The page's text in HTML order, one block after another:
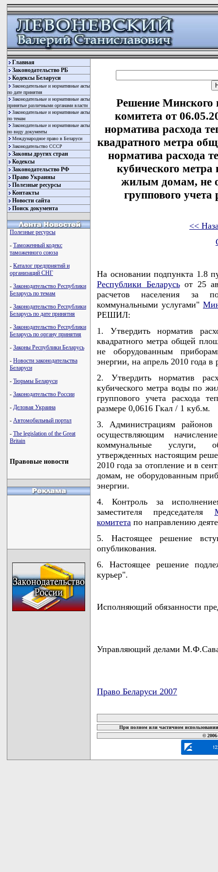
Главная
Законодательство РБ
Кодексы Беларуси
Законодательные и нормативные акты
по дате принятия
Законодательные и нормативные акты
принятые различными органами власти
Законодательные и нормативные акты
по темам
Законодательные и нормативные акты
по виду документы
Международное право в Беларуси
Законодательство СССР
Законы других стран
Кодексы
Законодательство РФ
Право Украины
Полезные ресурсы
Контакты
Новости сайта
Поиск документа
Полезные ресурсы
- Таможенный кодекс
таможенного союза
- Каталог предприятий и
организаций СНГ
- Законодательство Республики
Беларусь по темам
- Законодательство Республики
Беларусь по дате принятия
- Законодательство Республики
Беларусь по органу принятия
- Законы Республики Беларусь
- Новости законодательства
Беларуси
- Тюрьмы Беларуси
- Законодательство России
- Деловая Украина
- Автомобильный портал
- The legislation of the Great
Britain
Правовые новости
Решение Минского
комитета от
норматива расхода
квадратного метра
норматива расхода
кубического
жилым домам, не
группового учета
<<
На основании подпункта 1.8
Республики Беларусьот 25
расчетов населения за
коммунальными услугами"
РЕШИЛ:
1. Утвердить норматив
квадратного метра общей
не оборудованным
энергии, на апрель 2010 года
2. Утвердить норматив
кубического метра воды по
группового учета расхода
размере 0,0616 Гкал / 1 куб.м.
3. Администрациям районов
осуществляющим
коммунальные услуги,
утвержденных настоящим
2010 года за отопление и в
домам, не оборудованным
энергии.
4. Контроль за
заместителя председателя
комитета по направлению
5. Настоящее решение
опубликования.
6. Настоящее решение
курьер".
Исполняющий обязанности
Управляющий делами
Право Беларуси 2007
При полном или частичном
©